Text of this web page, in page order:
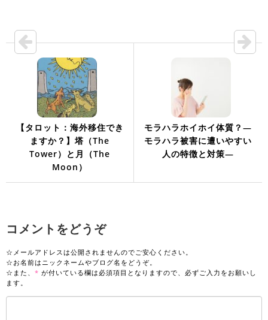
【タロット：海外移住でき
ますか？】塔（The
Tower）と月（The
Moon）
モラハラホイホイ体質？―
モラハラ被害に遭いやすい
人の特徴と対策―
コメントをどうぞ
☆メールアドレスは公開されませんのでご安心ください。
☆お名前はニックネームやブログ名をどうぞ。
☆また、 * が付いている欄は必須項目となりますので、必ずご入力をお願いし
ます。